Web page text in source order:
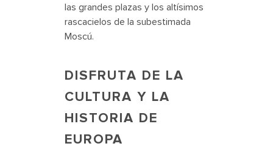
las grandes plazas y los altísimos
rascacielos de la subestimada
Moscú.
DISFRUTA DE LA
CULTURA Y LA
HISTORIA DE
EUROPA